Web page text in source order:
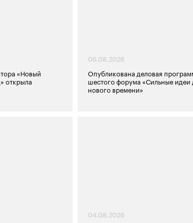
«Новый
открыла
06.08.2026
Опубликована деловая
шестого форума «Сильные идеи
нового времени»
04.08.2026